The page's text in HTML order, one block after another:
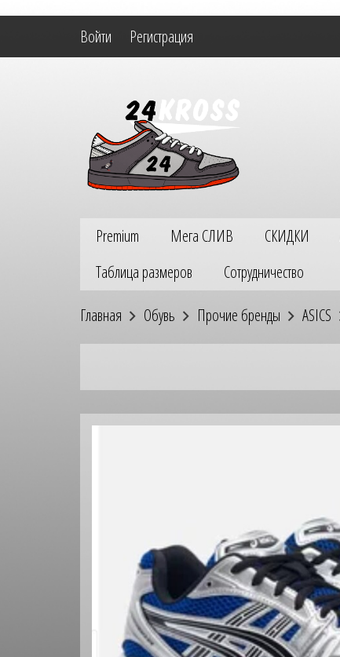
Войти Регистрация
Premium Мега СЛИВ СКИДКИ
Таблица размеров
Сотрудничество
Главная Обувь Прочие бренды ASICS